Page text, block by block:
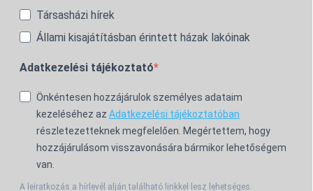
Társasházi hírek
Állami kisajátításban érintett házak lakóinak
Adatkezelési tájékoztató
Önkéntesen hozzájárulok személyes adataim
kezeléséhez az Adatkezelési tájékoztatóban
részletezetteknek megfelelően. Megértettem, hogy
hozzájárulásom visszavonására bármikor lehetőségem
van.
A leiratkozás a hírlevél alján található linkkel lesz lehetséges.